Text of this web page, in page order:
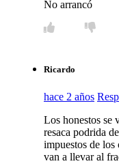
No arrancó
Ricardo
hace 2 años
Los honestos se
resaca podrida
impuestos de
van a llevar al